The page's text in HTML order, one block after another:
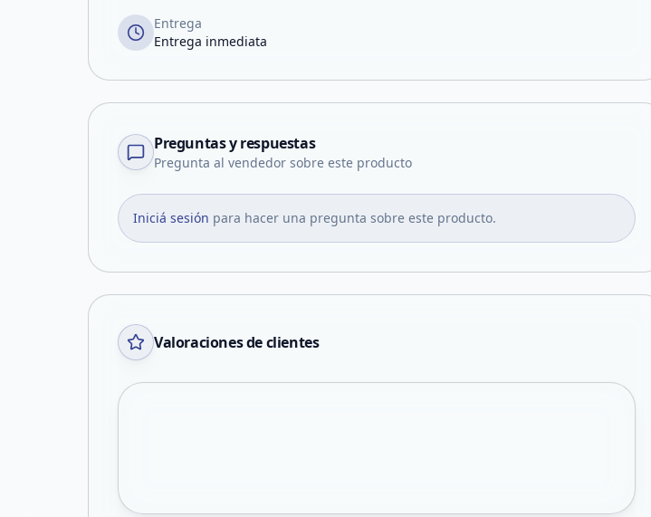
Entrega
Entrega inmediata
Preguntas y respuestas
Pregunta al vendedor sobre este producto
Iniciá sesión para hacer una pregunta sobre este producto.
Valoraciones de clientes